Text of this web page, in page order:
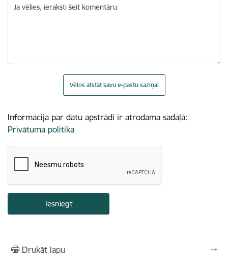
Ja vēlies, ieraksti šeit komentāru
Vēlos atstāt savu e-pastu saziņai
Informācija par datu apstrādi ir atrodama sadaļā:
Privātuma politika
Drukāt lapu